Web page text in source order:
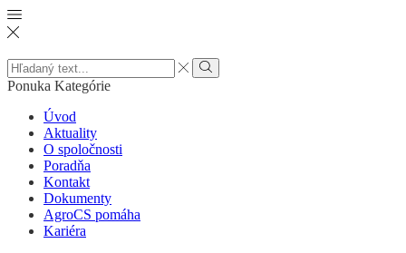
Search
input
Vyhľadať
Ponuka Kategórie
Úvod
Aktuality
O spoločnosti
Poradňa
Kontakt
Dokumenty
AgroCS pomáha
Kariéra